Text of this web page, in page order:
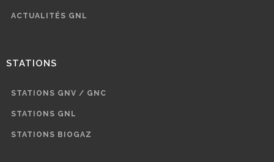
ACTUALITÉS GNL
STATIONS
STATIONS GNV / GNC
STATIONS GNL
STATIONS BIOGAZ